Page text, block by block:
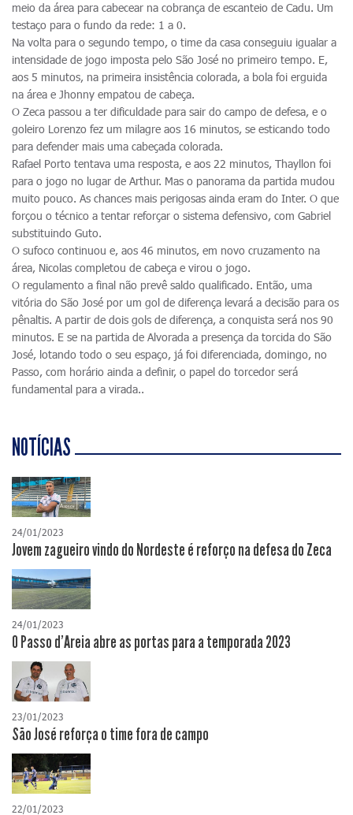
meio da área para cabecear na cobrança de escanteio de Cadu. Um
testaço para o fundo da rede: 1 a 0.
Na volta para o segundo tempo, o time da casa conseguiu igualar a
intensidade de jogo imposta pelo São José no primeiro tempo. E,
aos 5 minutos, na primeira insistência colorada, a bola foi erguida
na área e Jhonny empatou de cabeça.
O Zeca passou a ter dificuldade para sair do campo de defesa, e o
goleiro Lorenzo fez um milagre aos 16 minutos, se esticando todo
para defender mais uma cabeçada colorada.
Rafael Porto tentava uma resposta, e aos 22 minutos, Thayllon foi
para o jogo no lugar de Arthur. Mas o panorama da partida mudou
muito pouco. As chances mais perigosas ainda eram do Inter. O que
forçou o técnico a tentar reforçar o sistema defensivo, com Gabriel
substituindo Guto.
O sufoco continuou e, aos 46 minutos, em novo cruzamento na
área, Nicolas completou de cabeça e virou o jogo.
O regulamento a final não prevê saldo qualificado. Então, uma
vitória do São José por um gol de diferença levará a decisão para os
pênaltis. A partir de dois gols de diferença, a conquista será nos 90
minutos. E se na partida de Alvorada a presença da torcida do São
José, lotando todo o seu espaço, já foi diferenciada, domingo, no
Passo, com horário ainda a definir, o papel do torcedor será
fundamental para a virada..
NOTÍCIAS
24/01/2023
Jovem zagueiro vindo do Nordeste é reforço na defesa do Zeca
24/01/2023
O Passo d'Areia abre as portas para a temporada 2023
23/01/2023
São José reforça o time fora de campo
22/01/2023